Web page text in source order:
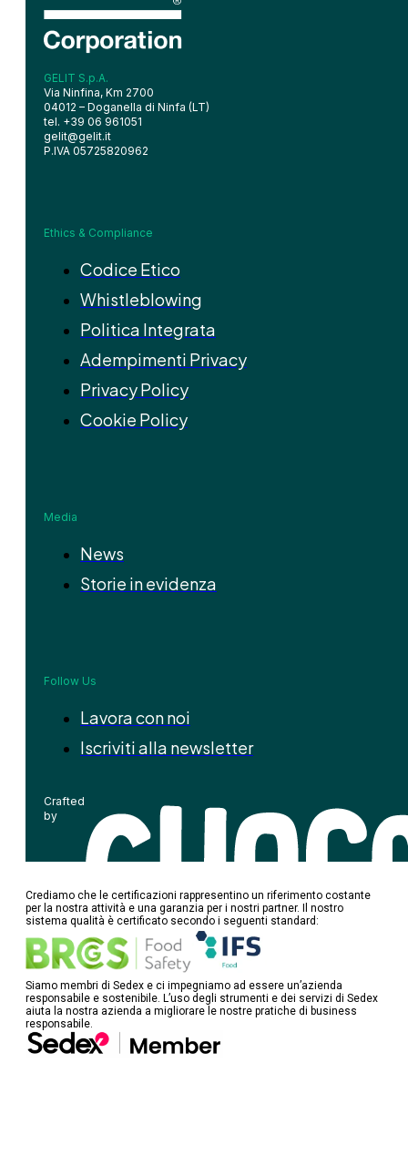
GELIT S.p.A.
Via Ninfina, Km 2700
04012 – Doganella di Ninfa (LT)
tel. +39 06 961051
gelit@gelit.it
P.IVA 05725820962
Ethics & Compliance
Codice Etico
Whistleblowing
Politica Integrata
Adempimenti Privacy
Privacy Policy
Cookie Policy
Media
News
Storie in evidenza
Follow Us
Lavora con noi
Iscriviti alla newsletter
Crafted
by
Crediamo che le certificazioni rappresentino un riferimento costante
per la nostra attività e una garanzia per i nostri partner. Il nostro
sistema qualità è certificato secondo i seguenti standard:
Siamo membri di Sedex e ci impegniamo ad essere un’azienda
responsabile e sostenibile. L’uso degli strumenti e dei servizi di Sedex
aiuta la nostra azienda a migliorare le nostre pratiche di business
responsabile.